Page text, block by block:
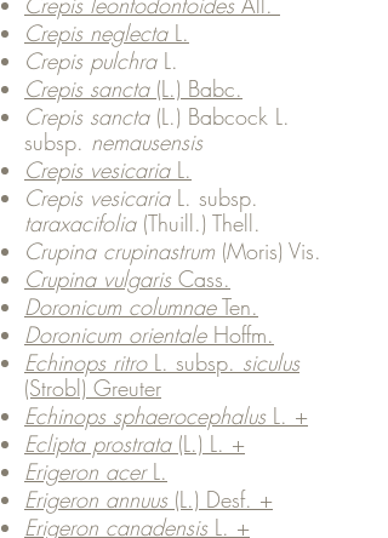
Crepis neglectaL.
Crepis pulchraL.
Crepis sancta(L.) Babc.
Crepis sancta(L.) Babcock L.
subsp. nemausensis
Crepis vesicariaL.
Crepis vesicariaL. subsp.
taraxacifolia(Thuill.) Thell.
Crupina crupinastrum (Moris) Vis.
Crupina vulgarisCass.
Doronicum columnaeTen.
Doronicum orientaleHoffm.
Echinops ritroL. subsp. siculus
(Strobl) Greuter
Echinops sphaerocephalusL. +
Eclipta prostrata(L.) L. +
Erigeron acerL.
Erigeron annuus(L.) Desf. +
Erigeron canadensisL. +